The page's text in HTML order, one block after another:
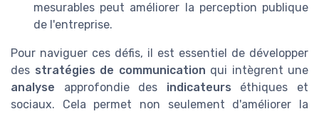
mesurables peut améliorer la perception publique
de l'entreprise.
Pour naviguer ces défis, il est essentiel de développer
des stratégies de communication qui intègrent une
analyse approfondie des indicateurs éthiques et
sociaux. Cela permet non seulement d'améliorer la